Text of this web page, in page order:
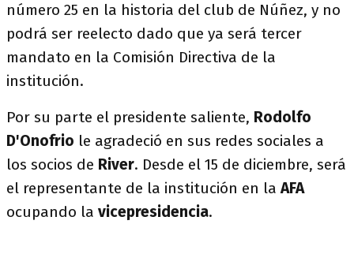
número 25 en la historia del club de Núñez, y no
podrá ser reelecto dado que ya será tercer
mandato en la Comisión Directiva de la
institución.
Por su parte el presidente saliente, Rodolfo
D'Onofrio le agradeció en sus redes sociales a
los socios de River. Desde el 15 de diciembre, será
el representante de la institución en laAFA
ocupando la vicepresidencia.